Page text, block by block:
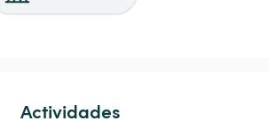
Actividades